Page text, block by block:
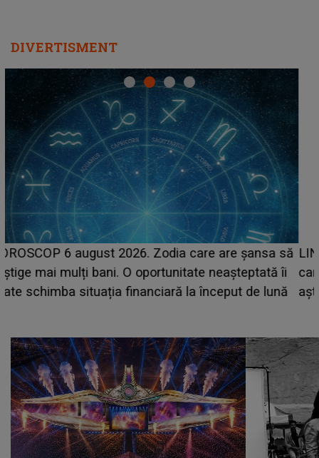
DIVERTISMENT
LINE-UP UNTOLD ONE, prima zi. Cine sunt artiștii
care deschid festivalul și de la ce ore au loc cele mai
așteptate concerte pe scena principală?